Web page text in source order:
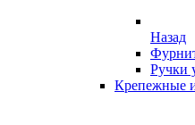
Назад
Ручки
Крепежные